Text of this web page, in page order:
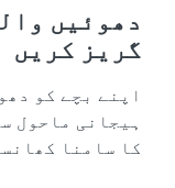
دھوئیں
گریز کریں
اپنے بچے کو
ہیجانی ماحول
کا سامنا